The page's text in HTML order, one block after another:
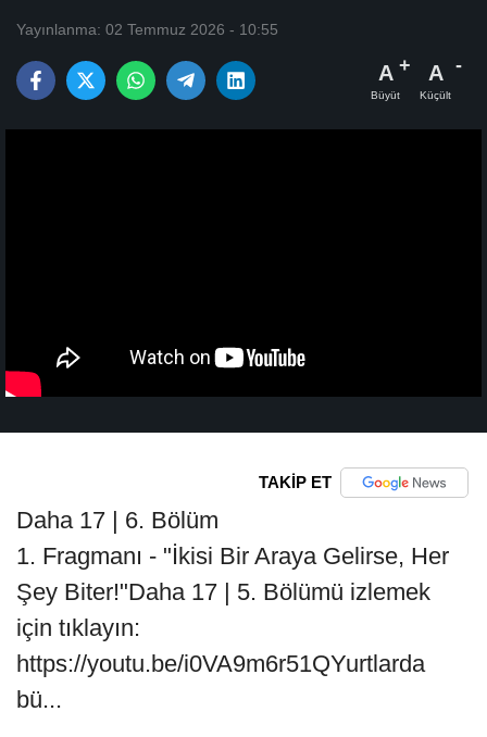
Yayınlanma: 02 Temmuz 2026 - 10:55
A
Büyüt
A
Küçült
TAKİP ET
Daha 17 | 6. Bölüm
1. Fragmanı - "İkisi Bir Araya Gelirse, Her
Şey Biter!"Daha 17 | 5. Bölümü izlemek
için tıklayın:
https://youtu.be/i0VA9m6r51QYurtlarda
bü...